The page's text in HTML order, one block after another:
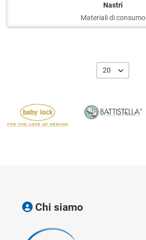
Nastri
Materiali di consumo
20
Chi siamo